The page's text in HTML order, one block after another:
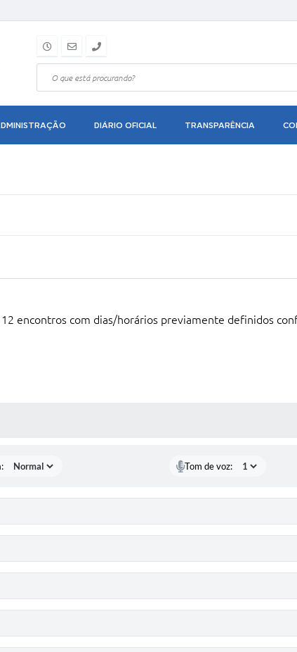
DIÁRIO OFICIAL TRANSPARÊNCIA
encontros com dias/horários previamente definidos
Tom de voz: